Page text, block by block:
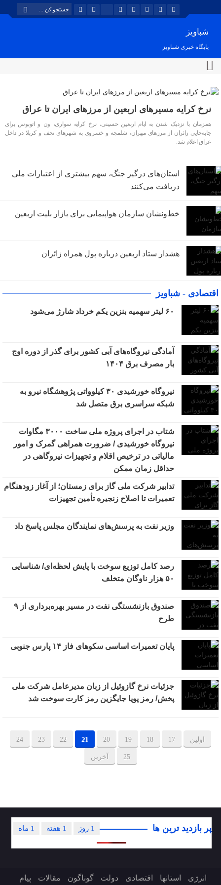
شباویز
پایگاه خبری شباویز
نرخ کرایه مسیرهای اربعین از مرزهای ایران تا عراق
همزمان با نزدیک شدن به ایام اربعین حسینی، نرخ کرایه سواری، ون و اتوبوس برای
جابه‌جایی زائران از مرزهای مهران، شلمچه و خسروی به شهرهای نجف و کربلا در داخل
عراق اعلام شد.
استان‌های درگیر جنگ، سهم بیشتری از اعتبارات ملی
دریافت می‌کنند
خط‌ونشان سازمان هواپیمایی برای بازار بلیت اربعین
هشدار ستاد اربعین درباره پول همراه زائران
اقتصادی - شباویز
۶۰ لیتر سهمیه بنزین یکم خرداد شارژ می‌شود
آمادگی نیروگاه‌های آبی کشور برای گذر از دوره اوج
بار مصرف برق ۱۴۰۴
نیروگاه خورشیدی ۳۰ کیلوواتی پژوهشگاه نیرو به
شبکه سراسری برق متصل شد
شتاب در اجرای پروژه ملی ساخت ۳۰۰۰ مگاوات
نیروگاه خورشیدی / ضرورت همراهی گمرک و امور
مالیاتی در ترخیص اقلام و تجهیزات نیروگاهی در
حداقل زمان ممکن
تدابیر شرکت ملی گاز برای زمستان؛ از آغاز زودهنگام
تعمیرات تا اصلاح زنجیره تأمین تجهیزات
وزیر نفت به پرسش‌های نمایندگان مجلس پاسخ داد
رصد کامل توزیع سوخت با پایش لحظه‌ای/ شناسایی
۵۰ هزار ناوگان متخلف
صندوق بازنشستگی نفت در مسیر بهره‌برداری از ۹
طرح
پایان تعمیرات اساسی سکوهای فاز ۱۴ پارس جنوبی
جزئیات نرخ گازوئیل از زبان مدیرعامل شرکت ملی
پخش/ رمز پویا جایگزین رمز کارت سوخت شد
اولین 17
18
19
20
21
22
23
24
25 آخرین
پر بازدید ترین ها 1 ماه 1 هفته 1 روز
انرژی استانها اقتصادی دولت گوناگون مقالات پیام